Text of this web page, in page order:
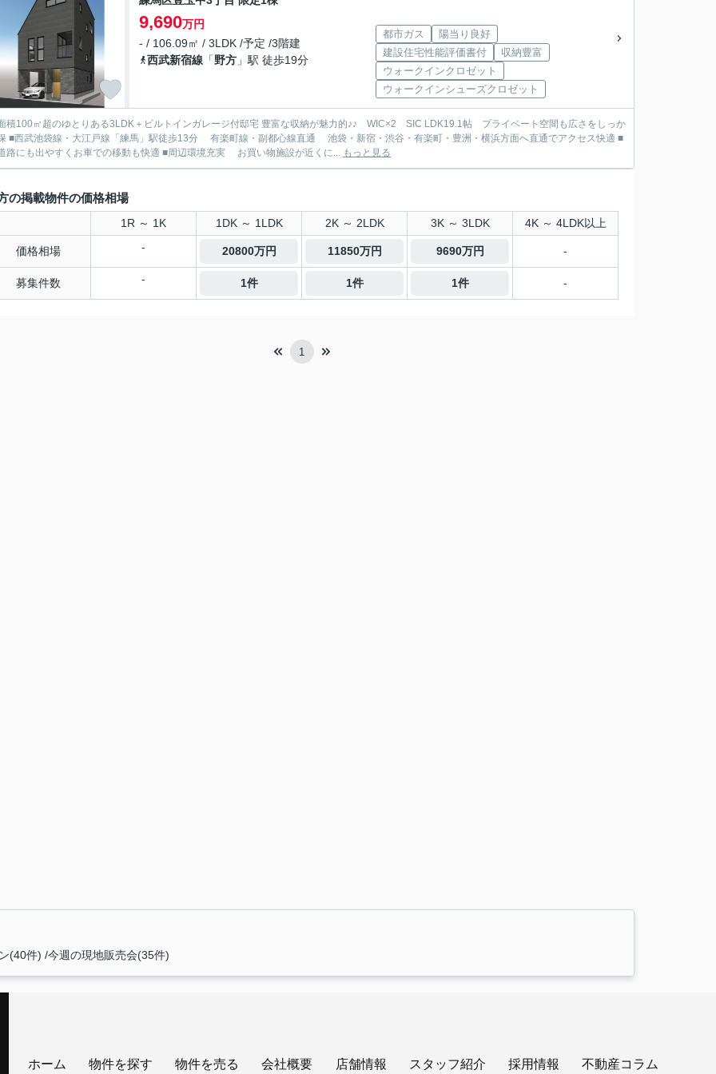
9,690万円
- / 106.09㎡ / 3LDK /予定 /3階建
西武新宿線 「野方 」駅 徒歩19分
都市ガス
陽当り良好
建設住宅性能評価書付
収納豊富
ウォークインクロゼット
ウォークインシューズクロゼット
積100㎡超のゆとりある3LDK＋ビルトインガレージ付邸宅 豊富な収納が魅力的♪♪ WIC×2 SIC LDK19.1帖 プライベート空間も広さをしっか
へ直通でアクセス快適 ■
幹線道路にも出やすくお車での移動も快適 ■周辺環境充実 お買い物施設が近くに... もっと見る
の掲載物件の価格相場
1R ～ 1K 1DK ～ 1LDK 2K ～ 2LDK 3K ～ 3LDK 4K ～ 4LDK以上
価格相場 - 20800万円 11850万円 9690万円 -
募集件数 - 1件 1件 1件 -
1
(40件) 今週の現地販売会(35件)
ホーム 物件を探す 物件を売る 会社概要 店舗情報 スタッフ紹介 採用情報 不動産コラム